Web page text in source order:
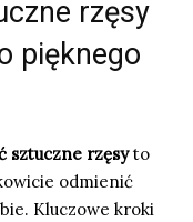
rzęsy
pięknego
sztuczne rzęsyto
odmienić
Kluczowe kroki